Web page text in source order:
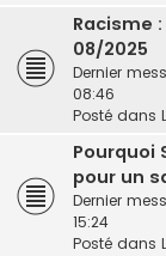
Racisme
08/2025
Dernier
08:46
Posté dans
Pourquoi
pour un
Dernier
15:24
Posté dans